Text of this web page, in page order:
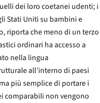
dei loro coetanei udenti; i
Stati Uniti su bambini e
riporta che meno di un terzo
ordinari ha accesso a
nella lingua
all’interno di paesi
più semplice di portare i
comparabili non vengono